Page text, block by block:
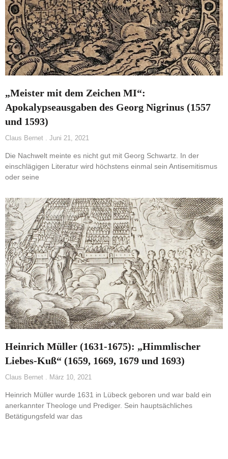
„Meister mit dem Zeichen MI“:
Apokalypseausgaben des Georg Nigrinus (1557
und 1593)
Claus Bernet Juni 21, 2021
Die Nachwelt meinte es nicht gut mit Georg Schwartz. In der
einschlägigen Literatur wird höchstens einmal sein Antisemitismus
oder seine
Heinrich Müller (1631-1675): „Himmlischer
Liebes-Kuß“ (1659, 1669, 1679 und 1693)
Claus Bernet März 10, 2021
Heinrich Müller wurde 1631 in Lübeck geboren und war bald ein
anerkannter Theologe und Prediger. Sein hauptsächliches
Betätigungsfeld war das